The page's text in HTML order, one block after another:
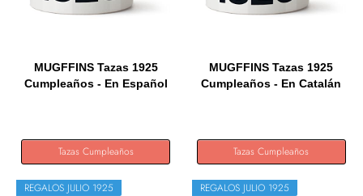
MUGFFINS Tazas 1925
Cumpleaños - En Español
Tazas Cumpleaños
MUGFFINS Tazas 1925
Cumpleaños - En Catalán
Tazas Cumpleaños
REGALOS JULIO 1925 REGALOS JULIO 1925